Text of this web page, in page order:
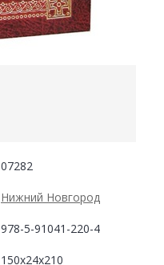
07282
Нижний Новгород
978-5-91041-220-4
150x24x210